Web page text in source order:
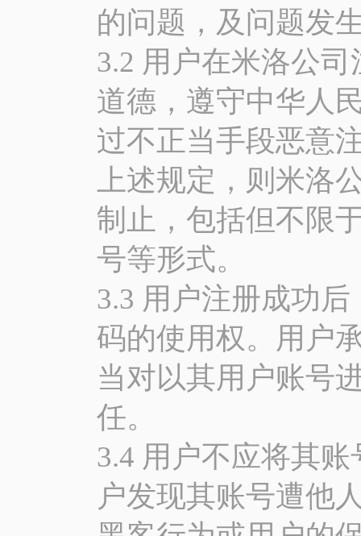
的问题，及问题发
3.2 用户在米洛公
道德，遵守中华人
过不正当手段恶意
上述规定，则米洛
制止，包括但不限
号等形式。
3.3 用户注册成功
码的使用权。用户
当对以其用户账号
任。
3.4 用户不应将其
户发现其账号遭他